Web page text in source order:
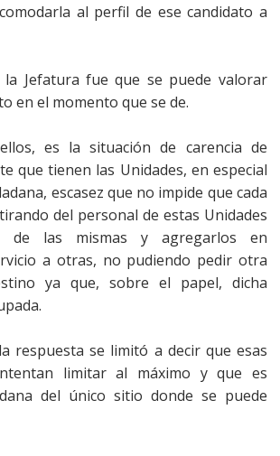
al perfil de ese candidato a
la Jefatura fue que se puede valorar
en el momento que se de.
es la situación de carencia de
que tienen las Unidades, en especial
escasez que no impide que cada
del personal de estas Unidades
de las mismas y agregarlos en
a otras, no pudiendo pedir otra
ya que, sobre el papel, dicha
respuesta se limitó a decir que esas
limitar al máximo y que es
del único sitio donde se puede